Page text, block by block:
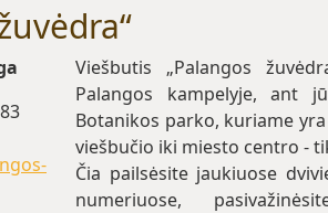
Viešbutis „Palangos
Palangos kampelyje, ant
Botanikos parko, kuriame
viešbučio iki miesto centro -
Čia pailsėsite jaukiuose
numeriuose,